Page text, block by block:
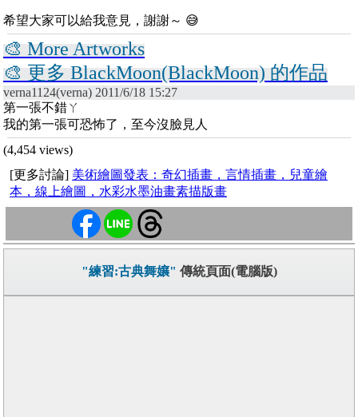
希望大家可以給我意見，謝謝～ 😅
🎨 More Artworks
🎨 更多 BlackMoon(BlackMoon) 的作品
verna1124(verna) 2011/6/18 15:27
第一張不錯ㄚ
我的第一張可恐怖了，至今沒臉見人
(4,454 views)
[更多討論] 美術繪圖發表：奇幻插畫，言情插畫，兒童繪
本，線上繪圖，水彩水墨油畫素描版畫
"練習:古典舞孃" 傳統頁面(電腦版)